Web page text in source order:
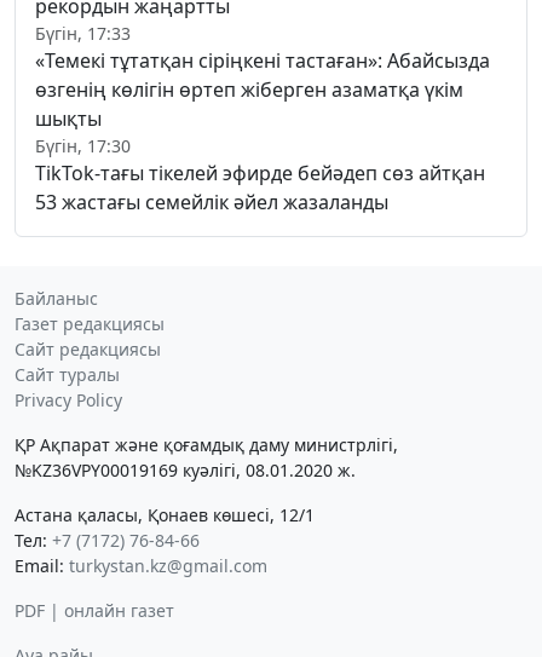
рекордын жаңартты
Бүгін, 17:33
«Темекі тұтатқан сіріңкені тастаған»: Абайсызда
өзгенің көлігін өртеп жіберген азаматқа үкім
шықты
Бүгін, 17:30
TikTok-тағы тікелей эфирде бейәдеп сөз айтқан
53 жастағы семейлік әйел жазаланды
Байланыс
Газет редакциясы
Сайт редакциясы
Сайт туралы
Privacy Policy
ҚР Ақпарат және қоғамдық даму министрлігі,
№KZ36VPY00019169 куәлігі, 08.01.2020 ж.
Астана қаласы, Қонаев көшесі, 12/1
Тел: +7 (7172) 76-84-66
Email: turkystan.kz@gmail.com
PDF | онлайн газет